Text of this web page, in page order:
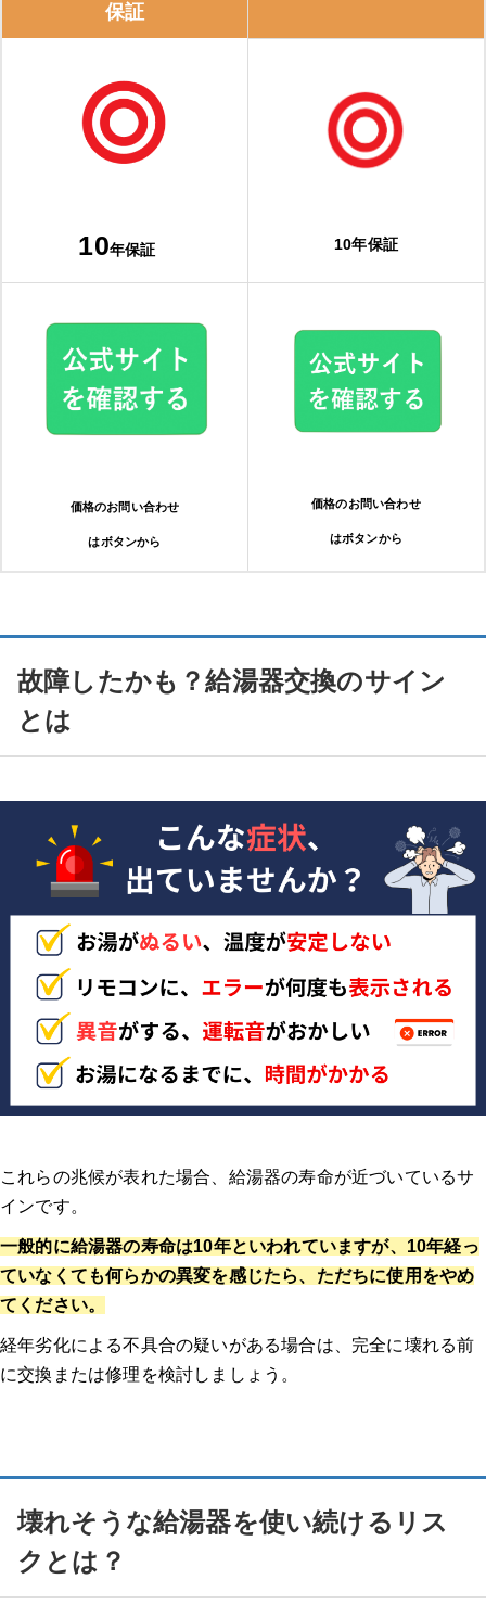
保証
10年保証 10年保証
価格のお問い合わせ
はボタンから
価格のお問い合わせ
はボタンから
故障したかも？給湯器交換のサイン
とは
これらの兆候が表れた場合、給湯器の寿命が近づいているサ
インです。
一般的に給湯器の寿命は10年といわれていますが、10年経っ
ていなくても何らかの異変を感じたら、ただちに使用をやめ
てください。
経年劣化による不具合の疑いがある場合は、完全に壊れる前
に交換または修理を検討しましょう。
壊れそうな給湯器を使い続けるリス
クとは？